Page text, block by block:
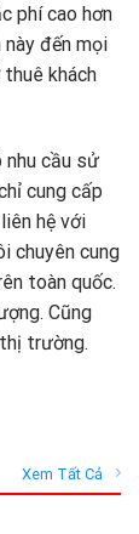
phí cao hơn
đến mọi
khách
nhu cầu sử
cung cấp
hệ với
chuyên cung
toàn quốc.
Cũng
trường.
Xem Tất Cả